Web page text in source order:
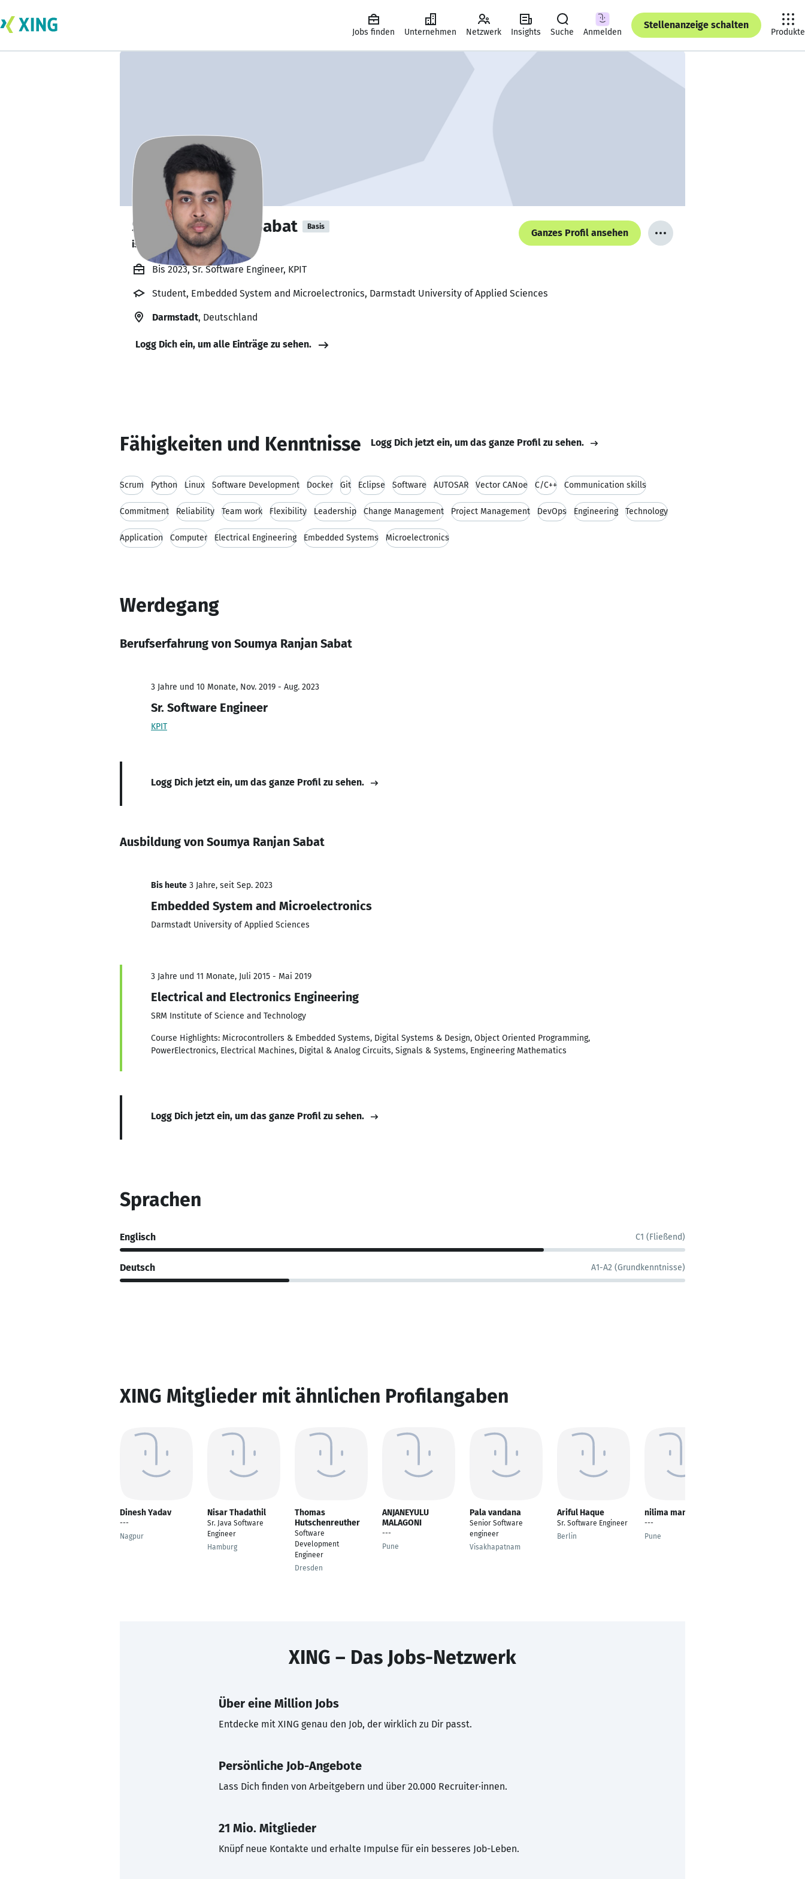
Jobs finden Unternehmen Netzwerk Insights Suche Anmelden
Stellenanzeige schalten
Produkte
Soumya Ranjan Sabat Basis
is out learning. 🎓
Ganzes Profil ansehen
Bis 2023, Sr. Software Engineer, KPIT
Student, Embedded System and Microelectronics, Darmstadt University of Applied Sciences
Darmstadt, Deutschland
Logg Dich ein, um alle Einträge zu sehen.
Fähigkeiten und Kenntnisse Logg Dich jetzt ein, um das ganze Profil zu sehen.
Scrum Python Linux Software Development Docker Git Eclipse Software AUTOSAR Vector CANoe C/C++ Communication skills
Commitment Reliability Team work Flexibility Leadership Change Management Project Management DevOps Engineering Technology
Application Computer Electrical Engineering Embedded Systems Microelectronics
Werdegang
Berufserfahrung von Soumya Ranjan Sabat
3 Jahre und 10 Monate, Nov. 2019 - Aug. 2023
Sr. Software Engineer
KPIT
Logg Dich jetzt ein, um das ganze Profil zu sehen.
Ausbildung von Soumya Ranjan Sabat
Bis heute 3 Jahre, seit Sep. 2023
Embedded System and Microelectronics
Darmstadt University of Applied Sciences
3 Jahre und 11 Monate, Juli 2015 - Mai 2019
Electrical and Electronics Engineering
SRM Institute of Science and Technology
Course Highlights: Microcontrollers & Embedded Systems, Digital Systems & Design, Object Oriented Programming,
PowerElectronics, Electrical Machines, Digital & Analog Circuits, Signals & Systems, Engineering Mathematics
Logg Dich jetzt ein, um das ganze Profil zu sehen.
Sprachen
Englisch C1 (Fließend)
Deutsch A1-A2 (Grundkenntnisse)
XING Mitglieder mit ähnlichen Profilangaben
Dinesh Yadav
---
Nagpur
Nisar Thadathil
Sr. Java Software
Engineer
Hamburg
Thomas
Hutschenreuther
Software
Development
Engineer
Dresden
ANJANEYULU
MALAGONI
---
Pune
Pala vandana
Senior Software
engineer
Visakhapatnam
Ariful Haque
Sr. Software Engineer
Berlin
nilima mandhare
---
Pune
XING – Das Jobs-Netzwerk
Über eine Million Jobs
Entdecke mit XING genau den Job, der wirklich zu Dir passt.
Persönliche Job-Angebote
Lass Dich finden von Arbeitgebern und über 20.000 Recruiter·innen.
21 Mio. Mitglieder
Knüpf neue Kontakte und erhalte Impulse für ein besseres Job-Leben.